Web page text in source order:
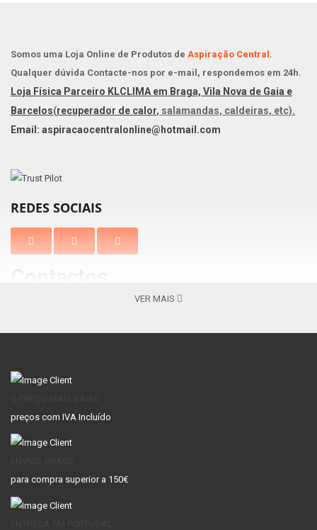
Somos uma Loja Online de Produtos de Aspiração Central.
Qualquer dúvida Contacte-nos por e-mail, respondemos em 24h.
Loja Física Parceiro KLCLIMA em Braga, Vila Nova de Gaia e
Barcelos(recuperador de calor, salamandas, caldeiras, etc).
Email: aspiracaocentralonline@hotmail.com
REDES SOCIAIS
Contactos
+351 253 069 565 -
CONTA
VER MAIS
preços com IVA Incluído
para compra superior a 150€